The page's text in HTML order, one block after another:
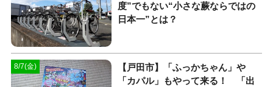
度”でもない“小さな蕨ならではの
日本一”とは？
8/7(金)
【戸田市】「ふっかちゃん」や
「カパル」もやって来る！ 「出